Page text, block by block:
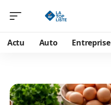
Actu Auto Entreprise